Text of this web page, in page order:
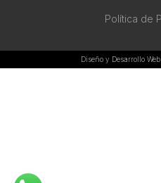
Política de
Diseño y Desarrollo